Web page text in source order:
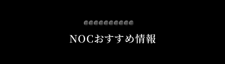
NOCおすすめ情報